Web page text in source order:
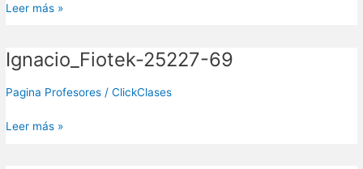
Leer más »
Ignacio_Fiotek-25227-69
Pagina Profesores /ClickClases
Ignacio_Fiotek-
25227-
69
Leer más »